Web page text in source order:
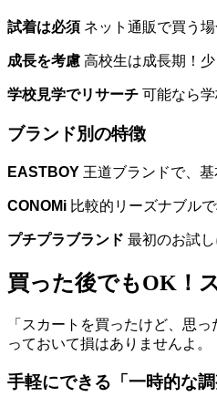
試着は必須 ネット通販で買う
成長を考慮 高校生は成長期！
学校見学でリサーチ 可能なら
ブランド別の特徴
EASTBOY 王道ブランドで、
CONOMi 比較的リーズナブル
プチプラブランド 最初のお試
買った後でもOK！
「スカートを買ったけど、思
っておいて損はありませんよ。
手軽にできる「一時的な調